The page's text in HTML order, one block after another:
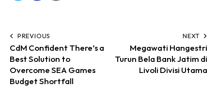
PREVIOUS
CdM Confident There’s a
Best Solution to
Overcome SEA Games
Budget Shortfall
NEXT
Megawati Hangestri
Turun Bela Bank Jatim di
Livoli Divisi Utama